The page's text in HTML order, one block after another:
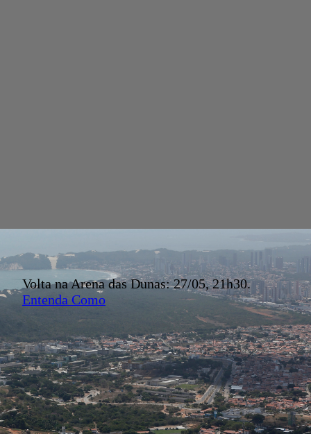
Volta na Arena das Dunas: 27/05, 21h30.
Entenda Como